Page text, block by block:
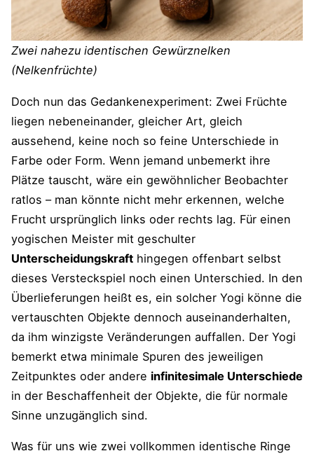
Zwei nahezu identischen Gewürznelken
(Nelkenfrüchte)
Doch nun das Gedankenexperiment: Zwei Früchte
liegen nebeneinander, gleicher Art, gleich
aussehend, keine noch so feine Unterschiede in
Farbe oder Form. Wenn jemand unbemerkt ihre
Plätze tauscht, wäre ein gewöhnlicher Beobachter
ratlos – man könnte nicht mehr erkennen, welche
Frucht ursprünglich links oder rechts lag. Für einen
yogischen Meister mit geschulter
Unterscheidungskraft hingegen offenbart selbst
dieses Versteckspiel noch einen Unterschied. In den
Überlieferungen heißt es, ein solcher Yogi könne die
vertauschten Objekte dennoch auseinanderhalten,
da ihm winzigste Veränderungen auffallen. Der Yogi
bemerkt etwa minimale Spuren des jeweiligen
Zeitpunktes oder andere infinitesimale Unterschiede
in der Beschaffenheit der Objekte, die für normale
Sinne unzugänglich sind.
Was für uns wie zwei vollkommen identische Ringe